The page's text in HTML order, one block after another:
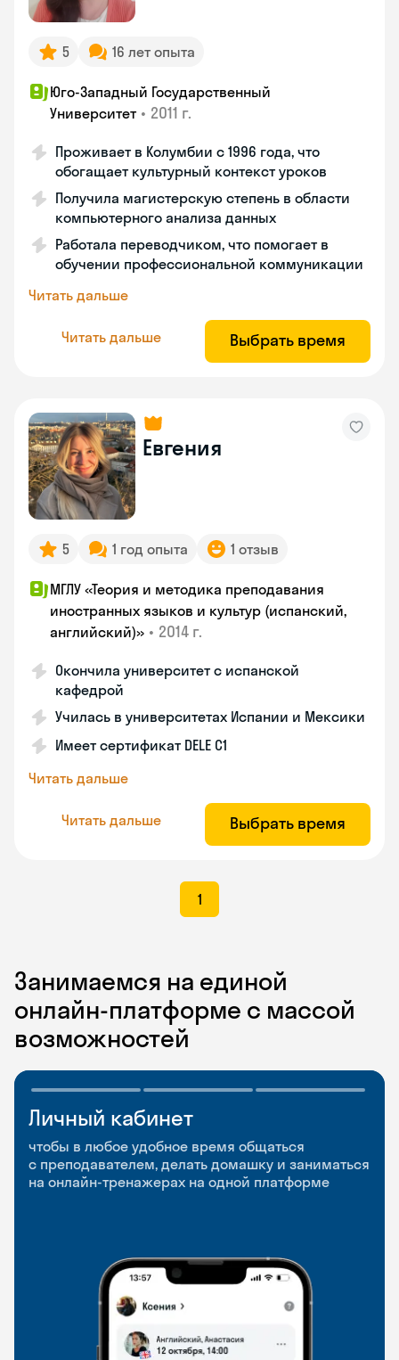
5 16 лет опыта
Юго-Западный Государственный
Университет • 2011 г.
Проживает в Колумбии с 1996 года, что
обогащает культурный контекст уроков
Получила магистерскую степень в области
компьютерного анализа данных
Работала переводчиком, что помогает в
обучении профессиональной коммуникации
Читать дальше
Читать дальше Выбрать время
Евгения
5 1 год опыта 1 отзыв
МГЛУ «Теория и методика преподавания
иностранных языков и культур (испанский,
английский)» • 2014 г.
Окончила университет с испанской
кафедрой
Училась в университетах Испании и Мексики
Имеет сертификат DELE C1
Читать дальше
Читать дальше Выбрать время
1
Занимаемся на единой
онлайн-платформе с массой
возможностей
Личный кабинет
чтобы в любое удобное время общаться
с преподавателем, делать домашку и заниматься
на онлайн-тренажерах на одной платформе
Мобильное
приложение
чтобы заниматься и изучать новые слова где
и когда удобно
Разговорные клубы
и Talks
Групповые занятия для разговорной практики
и индивидуальные встречи с преподавателями